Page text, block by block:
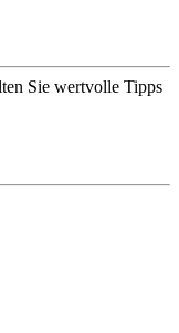
Sie wertvolle Tipps